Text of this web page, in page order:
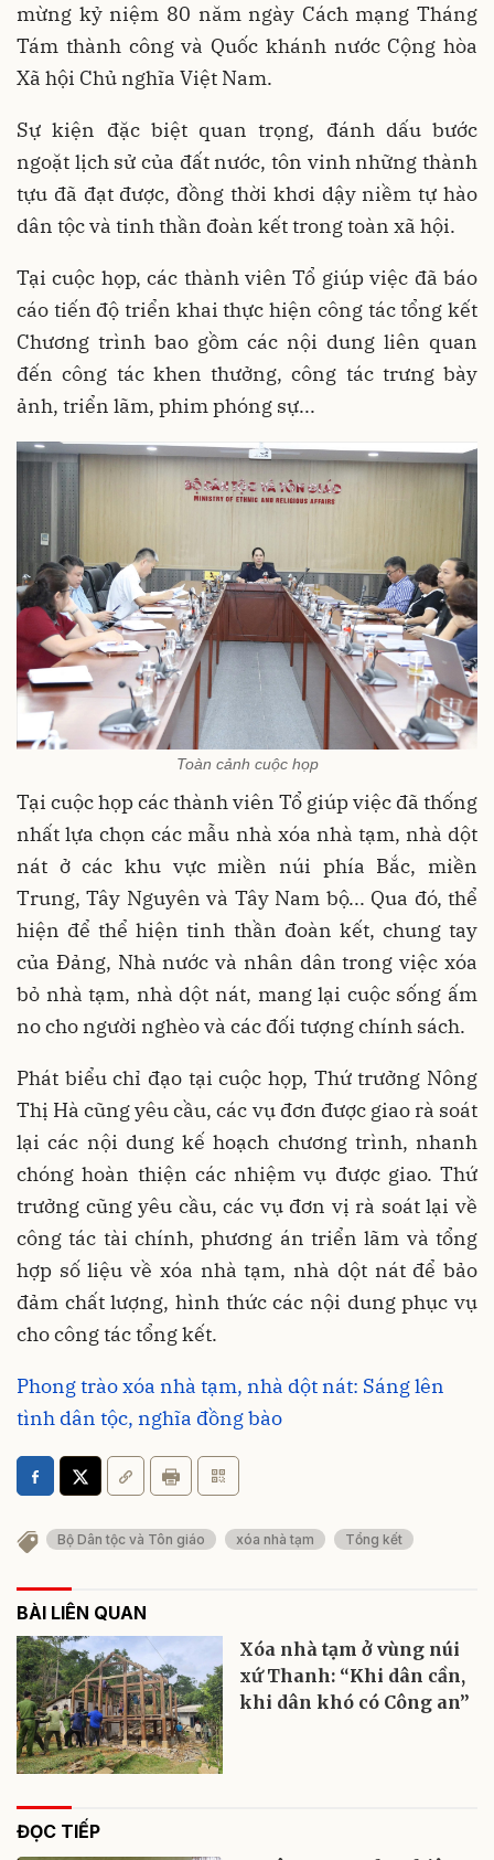
mừng kỷ niệm 80 năm ngày Cách mạng Tháng
Tám thành công và Quốc khánh nước Cộng hòa
Xã hội Chủ nghĩa Việt Nam.
Sự kiện đặc biệt quan trọng, đánh dấu bước
ngoặt lịch sử của đất nước, tôn vinh những thành
tựu đã đạt được, đồng thời khơi dậy niềm tự hào
dân tộc và tinh thần đoàn kết trong toàn xã hội.
Tại cuộc họp, các thành viên Tổ giúp việc đã báo
cáo tiến độ triển khai thực hiện công tác tổng kết
Chương trình bao gồm các nội dung liên quan
đến công tác khen thưởng, công tác trưng bày
ảnh, triển lãm, phim phóng sự...
Toàn cảnh cuộc họp
Tại cuộc họp các thành viên Tổ giúp việc đã thống
nhất lựa chọn các mẫu nhà xóa nhà tạm, nhà dột
nát ở các khu vực miền núi phía Bắc, miền
Trung, Tây Nguyên và Tây Nam bộ... Qua đó, thể
hiện để thể hiện tinh thần đoàn kết, chung tay
của Đảng, Nhà nước và nhân dân trong việc xóa
bỏ nhà tạm, nhà dột nát, mang lại cuộc sống ấm
no cho người nghèo và các đối tượng chính sách.
Phát biểu chỉ đạo tại cuộc họp, Thứ trưởng Nông
Thị Hà cũng yêu cầu, các vụ đơn được giao rà soát
lại các nội dung kế hoạch chương trình, nhanh
chóng hoàn thiện các nhiệm vụ được giao. Thứ
trưởng cũng yêu cầu, các vụ đơn vị rà soát lại về
công tác tài chính, phương án triển lãm và tổng
hợp số liệu về xóa nhà tạm, nhà dột nát để bảo
đảm chất lượng, hình thức các nội dung phục vụ
cho công tác tổng kết.
Phong trào xóa nhà tạm, nhà dột nát: Sáng lên
tình dân tộc, nghĩa đồng bào
Bộ Dân tộc và Tôn giáo xóa nhà tạm Tổng kết
BÀI LIÊN QUAN
Xóa nhà tạm ở vùng núi
xứ Thanh: “Khi dân cần,
khi dân khó có Công an”
ĐỌC TIẾP